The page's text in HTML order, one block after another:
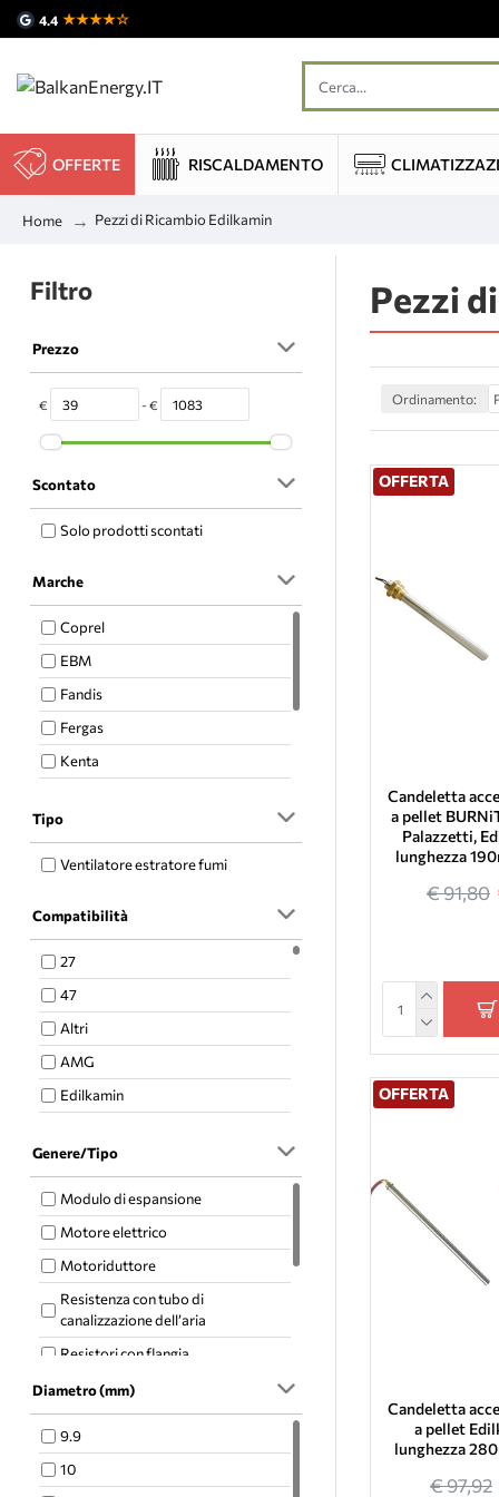
4.4 ★★★★☆
OFFERTE RISCALDAMENTO
Home Pezzi di Ricambio Edilkamin
Filtro
Prezzo
€ - €
Scontato
Solo prodotti scontati
Marche
Coprel
EBM
Fandis
Fergas
Kenta
Mellor
Micronova
Tipo
Ventilatore estratore fumi
Compatibilità
27
47
Altri
AMG
Edilkamin
Anselmo Cola
Cadel
Deville
Evacalor
Ferroli
MCZ
La Nordica
Palazzetti
Sicalor
Genere/Tipo
Modulo di espansione
Motore elettrico
Motoriduttore
Resistenza con tubo di
canalizzazione dell’aria
Resistori con flangia
Schermo
Ventilatore centrifugo
Ventilatore d’aria calda
Ventilatore estratore fumi
Diametro (mm)
9.9
10
Pezzi
Ordinamento:
OFFERTA
Candeletta
a pellet
Palazzetti,
lunghezza
€ 91,80
OFFERTA
Candeletta
a pellet
lunghezza
€ 97,92